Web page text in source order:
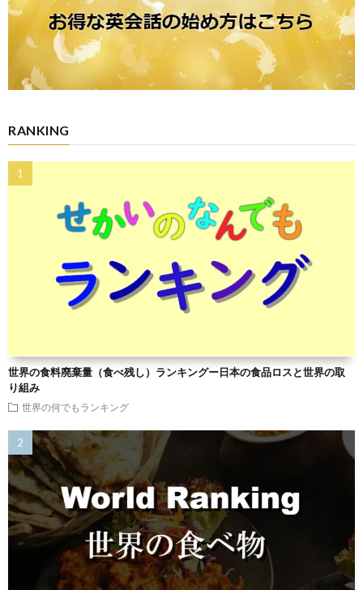
RANKING
世界の食料廃棄量（食べ残し）ランキングー日本の食品ロスと世界の取
り組み
世界の何でもランキング